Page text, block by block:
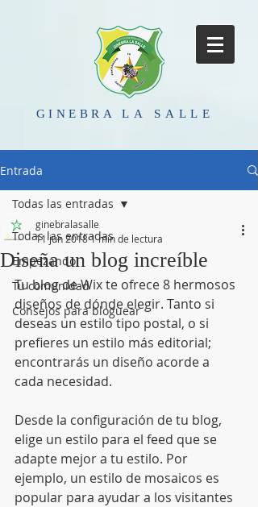
LA SALLE
GINEBRA
Entrada
Todas las entradas
Empezando
Tu comunidad
Consejos para bloguear
Todas las entradas
Diseña un blog increíble
ginebralasalle
11 jun 20181 min de lectura
Tu blog de Wix te ofrece 8 hermosos
diseños de dónde elegir. Tanto si
deseas un estilo tipo postal, o si
prefieres un estilo más editorial;
encontrarás un diseño acorde a
cada necesidad.
Desde la configuración de tu blog,
elige un estilo para el feed que se
adapte mejor a tu estilo. Por
ejemplo, un estilo de mosaicos es
popular para ayudar a los visitantes